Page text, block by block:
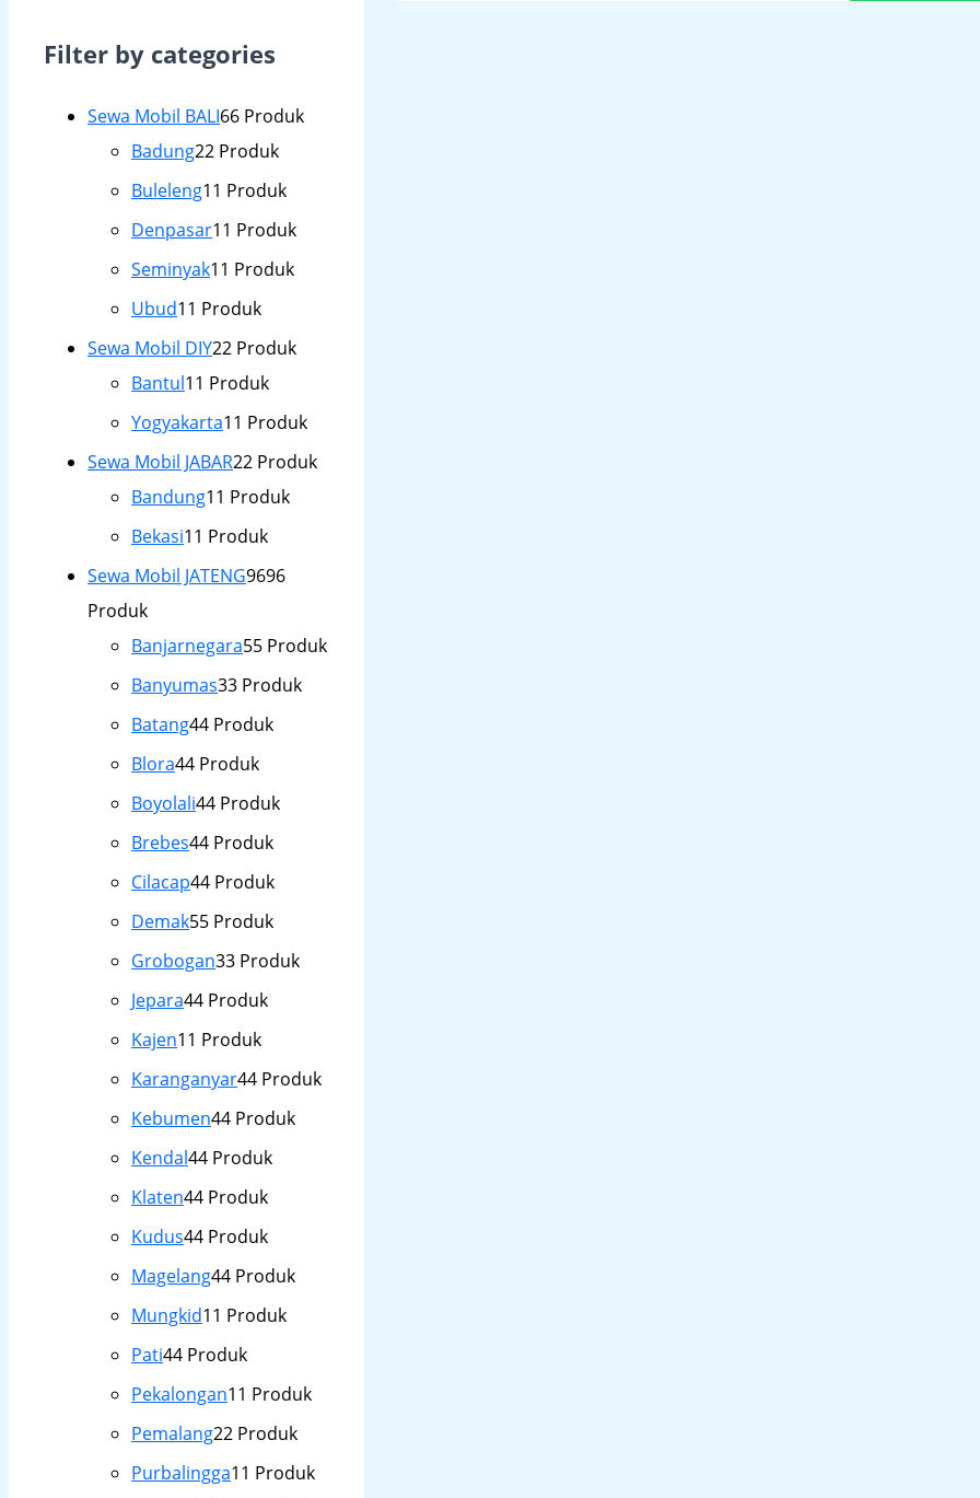
Filter by categories
Sewa Mobil BALI66 Produk
Badung22 Produk
Buleleng11 Produk
Denpasar11 Produk
Seminyak11 Produk
Ubud11 Produk
Sewa Mobil DIY22 Produk
Bantul11 Produk
Yogyakarta11 Produk
Sewa Mobil JABAR22 Produk
Bandung11 Produk
Bekasi11 Produk
Sewa Mobil JATENG9696
Produk
Banjarnegara55 Produk
Banyumas33 Produk
Batang44 Produk
Blora44 Produk
Boyolali44 Produk
Brebes44 Produk
Cilacap44 Produk
Demak55 Produk
Grobogan33 Produk
Jepara44 Produk
Kajen11 Produk
Karanganyar44 Produk
Kebumen44 Produk
Kendal44 Produk
Klaten44 Produk
Kudus44 Produk
Magelang44 Produk
Mungkid11 Produk
Pati44 Produk
Pekalongan11 Produk
Pemalang22 Produk
Purbalingga11 Produk